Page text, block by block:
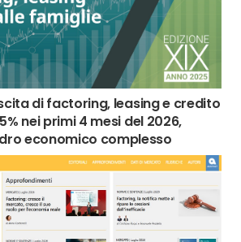
di factoring, leasing e credito
nei primi 4 mesi del 2026,
economico complesso